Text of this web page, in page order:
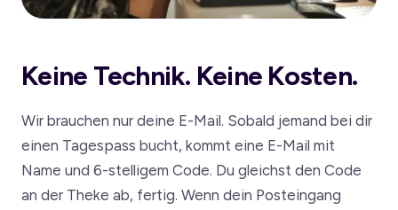
Keine Technik. Keine Kosten.
Wir brauchen nur deine E-Mail. Sobald jemand bei dir
einen Tagespass bucht, kommt eine E-Mail mit
Name und 6-stelligem Code. Du gleichst den Code
an der Theke ab, fertig. Wenn dein Posteingang